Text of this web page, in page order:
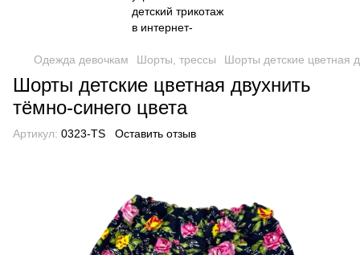
Одежда девочкам Шорты, трессы Шорты детские цветная
Шорты детские цветная двухнить
тёмно-синего цвета
Артикул: 0323-TS Оставить отзыв